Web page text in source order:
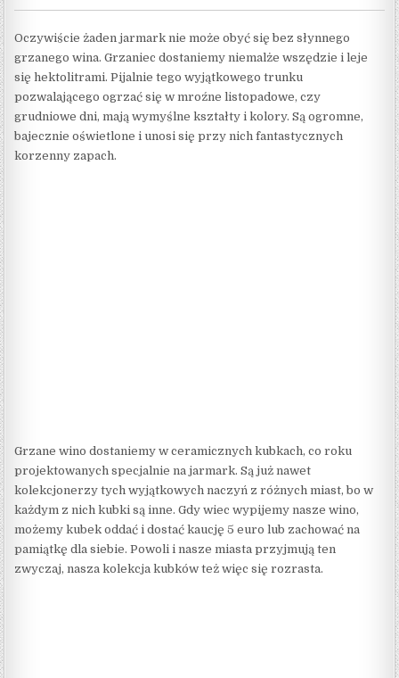
Oczywiście żaden jarmark nie może obyć się bez słynnego
grzanego wina. Grzaniec dostaniemy niemalże wszędzie i leje
się hektolitrami. Pijalnie tego wyjątkowego trunku
pozwalającego ogrzać się w mroźne listopadowe, czy
grudniowe dni, mają wymyślne kształty i kolory. Są ogromne,
bajecznie oświetlone i unosi się przy nich fantastycznych
korzenny zapach.
Grzane wino dostaniemy w ceramicznych kubkach, co roku
projektowanych specjalnie na jarmark. Są już nawet
kolekcjonerzy tych wyjątkowych naczyń z różnych miast, bo w
każdym z nich kubki są inne. Gdy wiec wypijemy nasze wino,
możemy kubek oddać i dostać kaucję 5 euro lub zachować na
pamiątkę dla siebie. Powoli i nasze miasta przyjmują ten
zwyczaj, nasza kolekcja kubków też więc się rozrasta.